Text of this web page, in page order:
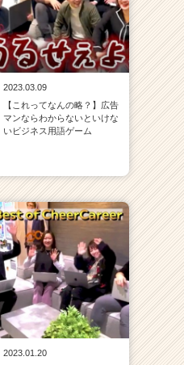
2023.03.09
【これってなんの略？】広告
マンならわからないといけな
いビジネス用語ゲーム
2023.01.20